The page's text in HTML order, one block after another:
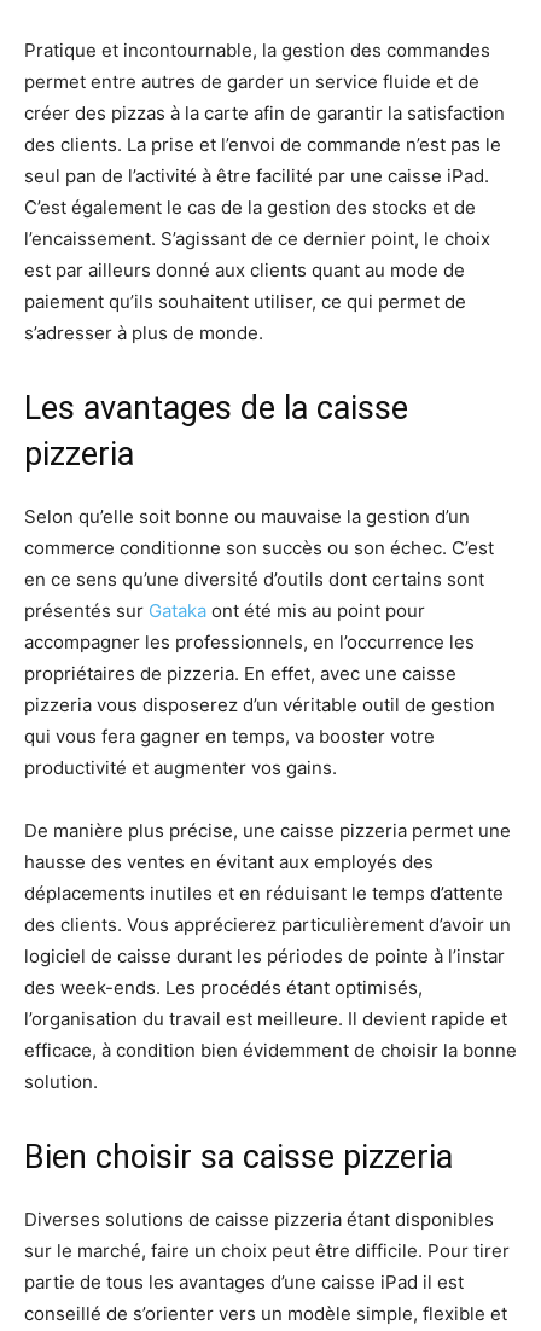
Pratique et incontournable, la gestion des commandes
permet entre autres de garder un service fluide et de
créer des pizzas à la carte afin de garantir la satisfaction
des clients. La prise et l’envoi de commande n’est pas le
seul pan de l’activité à être facilité par une caisse iPad.
C’est également le cas de la gestion des stocks et de
l’encaissement. S’agissant de ce dernier point, le choix
est par ailleurs donné aux clients quant au mode de
paiement qu’ils souhaitent utiliser, ce qui permet de
s’adresser à plus de monde.
Les avantages de la caisse
pizzeria
Selon qu’elle soit bonne ou mauvaise la gestion d’un
commerce conditionne son succès ou son échec. C’est
en ce sens qu’une diversité d’outils dont certains sont
présentés sur Gataka ont été mis au point pour
accompagner les professionnels, en l’occurrence les
propriétaires de pizzeria. En effet, avec une caisse
pizzeria vous disposerez d’un véritable outil de gestion
qui vous fera gagner en temps, va booster votre
productivité et augmenter vos gains.
De manière plus précise, une caisse pizzeria permet une
hausse des ventes en évitant aux employés des
déplacements inutiles et en réduisant le temps d’attente
des clients. Vous apprécierez particulièrement d’avoir un
logiciel de caisse durant les périodes de pointe à l’instar
des week-ends. Les procédés étant optimisés,
l’organisation du travail est meilleure. Il devient rapide et
efficace, à condition bien évidemment de choisir la bonne
solution.
Bien choisir sa caisse pizzeria
Diverses solutions de caisse pizzeria étant disponibles
sur le marché, faire un choix peut être difficile. Pour tirer
partie de tous les avantages d’une caisse iPad il est
conseillé de s’orienter vers un modèle simple, flexible et